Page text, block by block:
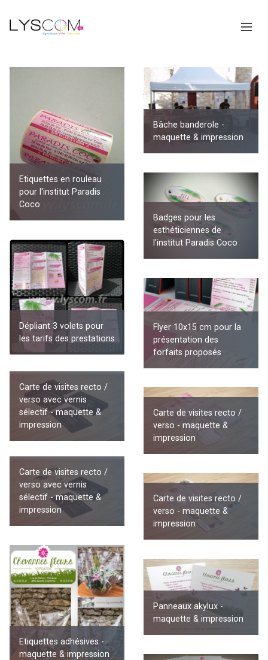
Etiquettes en rouleau
pour l'institut Paradis
Coco
Bâche banderole -
maquette & impression
Badges pour les
esthéticiennes de
l'institut Paradis Coco
Dépliant 3 volets pour
les tarifs des prestations
Flyer 10x15 cm pour la
présentation des
forfaits proposés
Carte de visites recto /
verso avec vernis
sélectif - maquette &
impression
Carte de visites recto /
verso - maquette &
impression
Carte de visites recto /
verso avec vernis
sélectif - maquette &
impression
Carte de visites recto /
verso - maquette &
impression
Etiquettes adhésives -
maquette & impression
Panneaux akylux -
maquette & impression